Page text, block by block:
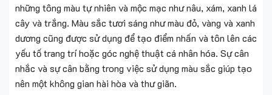
những tông màu tự nhiên và mộc mạc như nâu, xám, xanh lá
cây và trắng. Màu sắc tươi sáng như màu đỏ, vàng và xanh
dương cũng được sử dụng để tạo điểm nhấn và tôn lên các
yếu tố trang trí hoặc góc nghệ thuật cá nhân hóa. Sự cân
nhắc và sự cân bằng trong việc sử dụng màu sắc giúp tạo
nên một không gian hài hòa và thư giãn.